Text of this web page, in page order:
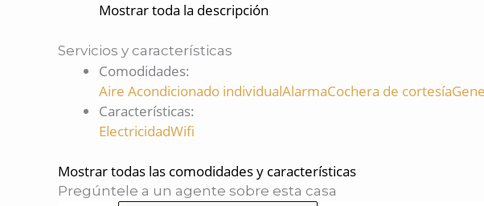
Mostrar toda la descripción
Servicios y características
Comodidades:
Aire Acondicionado individualAlarmaCochera de cortesía
Características:
ElectricidadWifi
Mostrar todas las comodidades y características
Pregúntele a un agente sobre esta casa